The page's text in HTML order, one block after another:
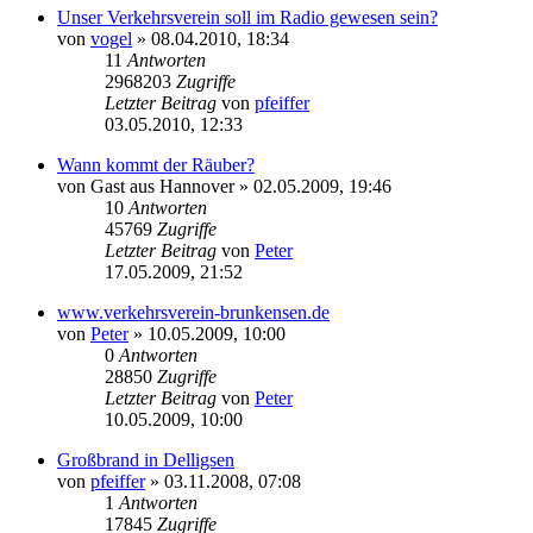
Unser Verkehrsverein soll im Radio gewesen sein?
von vogel » 08.04.2010, 18:34
11 Antworten
2968203 Zugriffe
Letzter Beitrag von pfeiffer
03.05.2010, 12:33
Wann kommt der Räuber?
von Gast aus Hannover» 02.05.2009, 19:46
10 Antworten
45769 Zugriffe
Letzter Beitrag von Peter
17.05.2009, 21:52
www.verkehrsverein-brunkensen.de
von Peter» 10.05.2009, 10:00
0 Antworten
28850 Zugriffe
Letzter Beitrag von Peter
10.05.2009, 10:00
Großbrand in Delligsen
von pfeiffer» 03.11.2008, 07:08
1 Antworten
17845 Zugriffe